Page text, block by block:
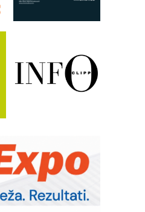
za vašu pametnu
energijom
· Display
bez složenih
dugoročna korist
- više od 40 godina
INDICATOR
za efikasnije